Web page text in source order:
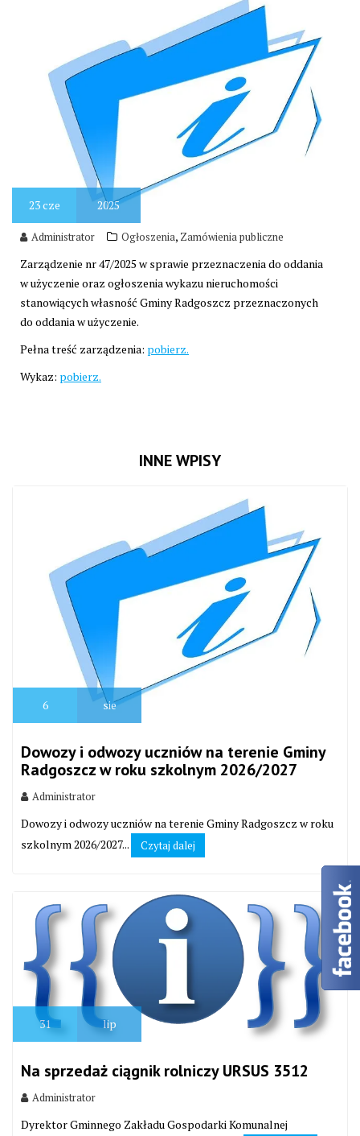
23cze 2025
Administrator Ogłoszenia, Zamówienia publiczne
Zarządzenie nr 47/2025 w sprawie przeznaczenia do oddania
w użyczenie oraz ogłoszenia wykazu nieruchomości
stanowiących własność Gminy Radgoszcz przeznaczonych
do oddania w użyczenie.
Pełna treść zarządzenia: pobierz.
Wykaz: pobierz.
INNE WPISY
6 sie
Dowozy i odwozy uczniów na terenie Gminy
Radgoszcz w roku szkolnym 2026/2027
Administrator
Dowozy i odwozy uczniów na terenie Gminy Radgoszcz w roku
szkolnym 2026/2027...
Czytaj dalej
31 lip
Na sprzedaż ciągnik rolniczy URSUS 3512
Administrator
Dyrektor Gminnego Zakładu Gospodarki Komunalnej